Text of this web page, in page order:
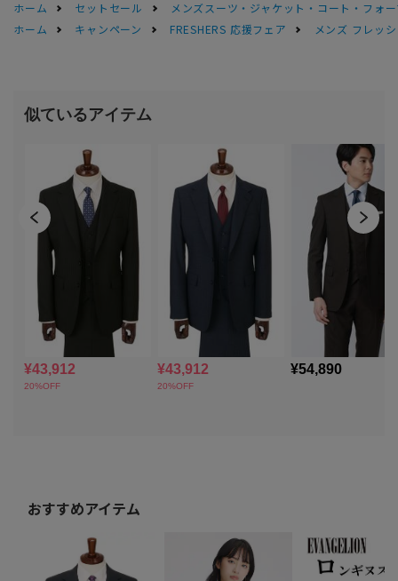
ホーム
セットセール
メンズスーツ・ジャケット・コート・フォ
ホーム
キャンペーン FRESHERS 応援フェア メンズ フレッ